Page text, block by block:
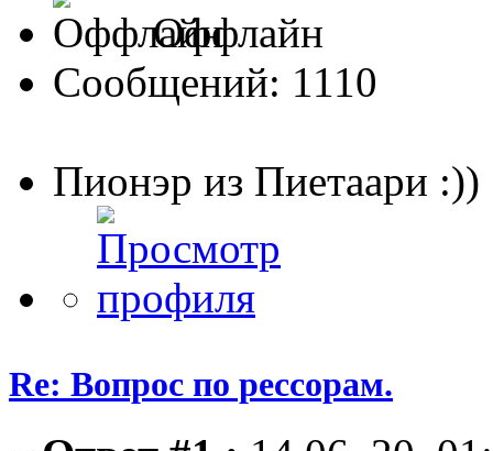
Оффлайн
Сообщений: 1110
Пионэр из Пиетаари :))
Re: Вопрос по рессорам.